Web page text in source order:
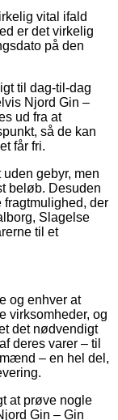
vital ifald
er det virkelig
på den
til dag-til-dag
Njord Gin –
ud fra at
så de kan
får fri.
gebyr, men
beløb. Desuden
fragtmulighed, der
Slagelse
til et
og enhver at
virksomheder, og
det nødvendigt
deres varer – til
– en hel del,
at prøve nogle
Gin – Gin